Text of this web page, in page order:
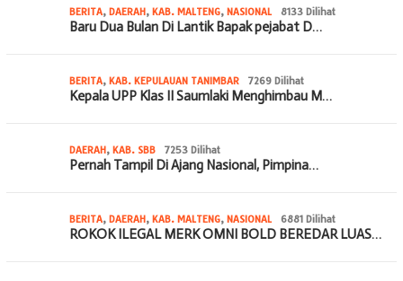
BERITA, DAERAH, KAB. MALTENG, NASIONAL 8133 Dilihat
Baru Dua Bulan Di Lantik Bapak pejabat D…
BERITA, KAB. KEPULAUAN TANIMBAR 7269 Dilihat
Kepala UPP Klas II Saumlaki Menghimbau M…
DAERAH, KAB. SBB 7253 Dilihat
Pernah Tampil Di Ajang Nasional, Pimpina…
BERITA, DAERAH, KAB. MALTENG, NASIONAL 6881 Dilihat
ROKOK ILEGAL MERK OMNI BOLD BEREDAR LUAS…